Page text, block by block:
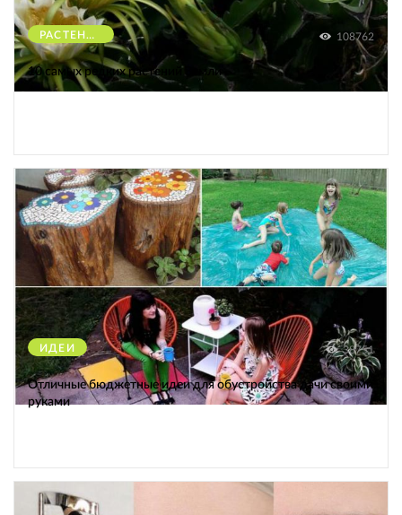
РАСТЕНИЯ 108762
10 самых редких растений Земли
ИДЕИ 38751
Отличные бюджетные идеи для обустройства дачи своими
руками